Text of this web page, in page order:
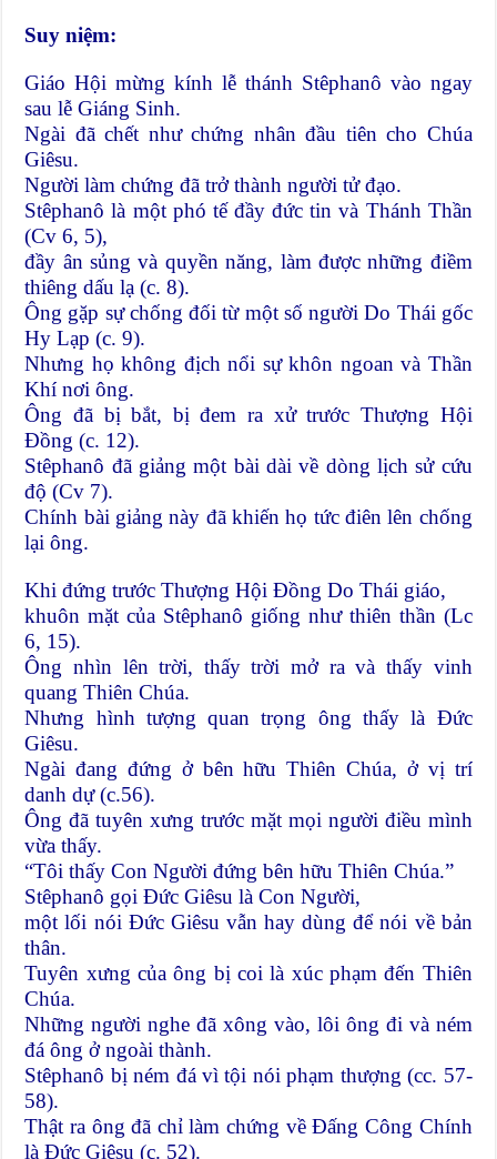
Suy niệm:
Giáo Hội mừng kính lễ thánh Stêphanô vào ngay
sau lễ Giáng Sinh.
Ngài đã chết như chứng nhân đầu tiên cho Chúa
Giêsu.
Người làm chứng đã trở thành người tử đạo.
Stêphanô là một phó tế đầy đức tin và Thánh Thần
(Cv 6, 5),
đầy ân sủng và quyền năng, làm được những điềm
thiêng dấu lạ (c. 8).
Ông gặp sự chống đối từ một số người Do Thái gốc
Hy Lạp (c. 9).
Nhưng họ không địch nổi sự khôn ngoan và Thần
Khí nơi ông.
Ông đã bị bắt, bị đem ra xử trước Thượng Hội
Đồng (c. 12).
Stêphanô đã giảng một bài dài về dòng lịch sử cứu
độ (Cv 7).
Chính bài giảng này đã khiến họ tức điên lên chống
lại ông.
Khi đứng trước Thượng Hội Đồng Do Thái giáo,
khuôn mặt của Stêphanô giống như thiên thần (Lc
6, 15).
Ông nhìn lên trời, thấy trời mở ra và thấy vinh
quang Thiên Chúa.
Nhưng hình tượng quan trọng ông thấy là Đức
Giêsu.
Ngài đang đứng ở bên hữu Thiên Chúa, ở vị trí
danh dự (c.56).
Ông đã tuyên xưng trước mặt mọi người điều mình
vừa thấy.
“Tôi thấy Con Người đứng bên hữu Thiên Chúa.”
Stêphanô gọi Đức Giêsu là Con Người,
một lối nói Đức Giêsu vẫn hay dùng để nói về bản
thân.
Tuyên xưng của ông bị coi là xúc phạm đến Thiên
Chúa.
Những người nghe đã xông vào, lôi ông đi và ném
đá ông ở ngoài thành.
Stêphanô bị ném đá vì tội nói phạm thượng (cc. 57-
58).
Thật ra ông đã chỉ làm chứng về Đấng Công Chính
là Đức Giêsu (c. 52).